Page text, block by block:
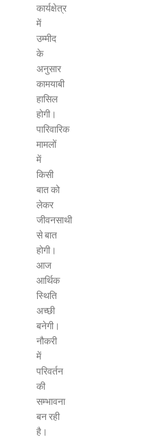
कार्यक्षेत्र
में
उम्मीद
के
अनुसार
कामयाबी
हासिल
होगी।
पारिवारिक
मामलों
में
किसी
बात को
लेकर
जीवनसाथी
से बात
होगी।
आज
आर्थिक
स्थिति
अच्छी
बनेगी।
नौकरी
में
परिवर्तन
की
सम्भावना
बन रही
है।